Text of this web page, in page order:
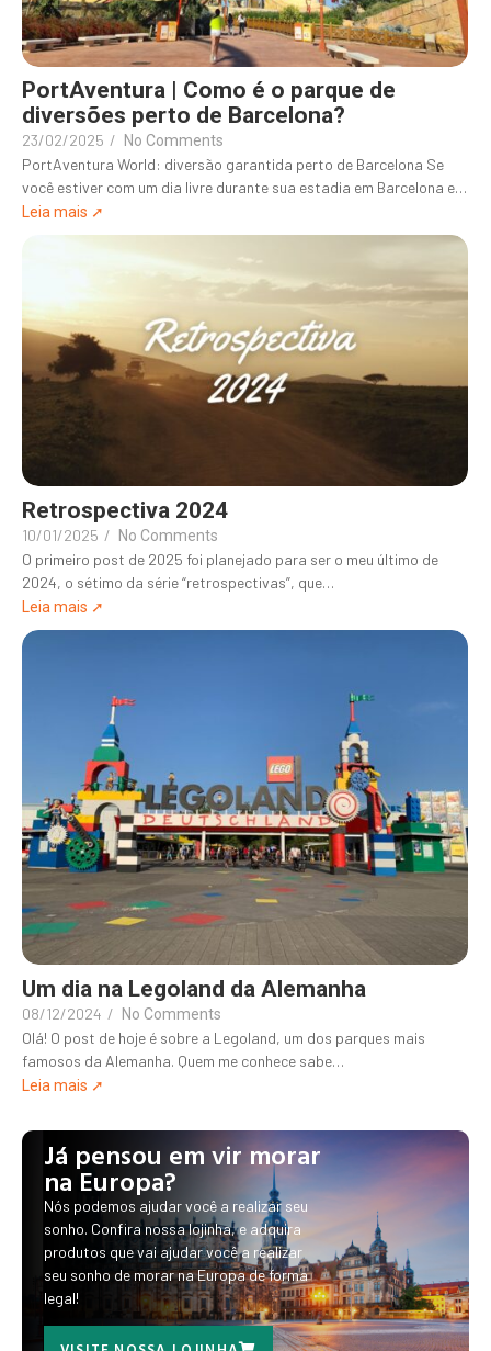
PortAventura | Como é o parque de
diversões perto de Barcelona?
23/02/2025 / No Comments
PortAventura World: diversão garantida perto de Barcelona Se
você estiver com um dia livre durante sua estadia em Barcelona e…
Leia mais ➚
Retrospectiva 2024
10/01/2025 / No Comments
O primeiro post de 2025 foi planejado para ser o meu último de
2024, o sétimo da série “retrospectivas”, que…
Leia mais ➚
Um dia na Legoland da Alemanha
08/12/2024 / No Comments
Olá! O post de hoje é sobre a Legoland, um dos parques mais
famosos da Alemanha. Quem me conhece sabe…
Leia mais ➚
Já pensou em vir morar
na Europa?
Nós podemos ajudar você a realizar seu
sonho. Confira nossa lojinha, e adquira
produtos que vai ajudar você a realizar
seu sonho de morar na Europa de forma
legal!